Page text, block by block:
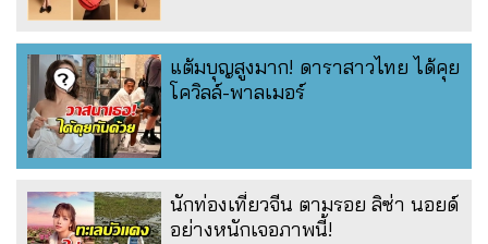
แต้มบุญสูงมาก! ดาราสาวไทย ได้คุย
โควิลล์-พาลเมอร์
นักท่องเที่ยวจีน ตามรอย ลิซ่า นอยด์
อย่างหนักเจอภาพนี้!